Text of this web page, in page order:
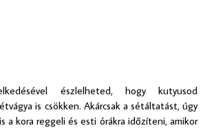
észlelheted, hogy kutyusod
is csökken. Akárcsak a sétáltatást, úgy
a kora reggeli és esti órákra időzíteni, amikor